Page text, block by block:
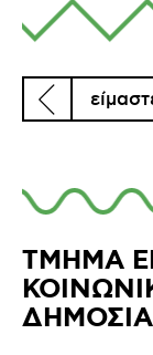
ΤΜΗΜΑ